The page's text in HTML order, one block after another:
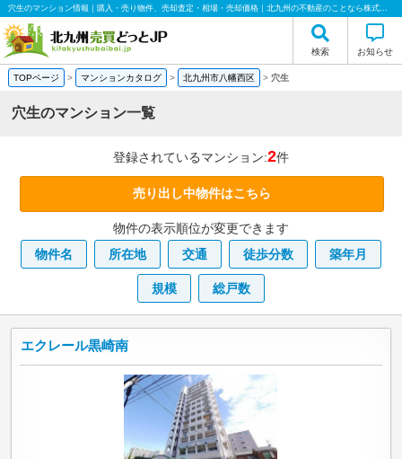
穴生のマンション情報｜購入・売り物件、売却査定・相場・売却価格｜北九州の不動産のことなら株式会社ハウス倶楽部
検索 お知らせ
TOPページ > マンションカタログ > 北九州市八幡西区 > 穴生
穴生のマンション一覧
登録されているマンション:2件
売り出し中物件はこちら
物件の表示順位が変更できます
物件名
所在地 交通 徒歩分数 築年月
規模 総戸数
エクレール黒崎南